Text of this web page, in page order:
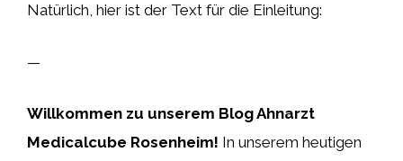
Natürlich, hier ist der Text für die Einleitung:
—
Willkommen zu unserem Blog Ahnarzt
Medicalcube Rosenheim! In unserem heutigen